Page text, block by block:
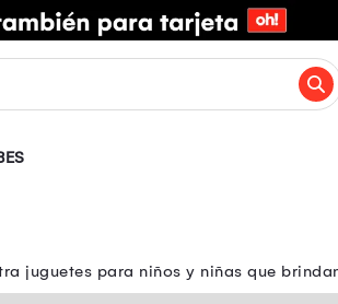
juguetes para niños y niñas que